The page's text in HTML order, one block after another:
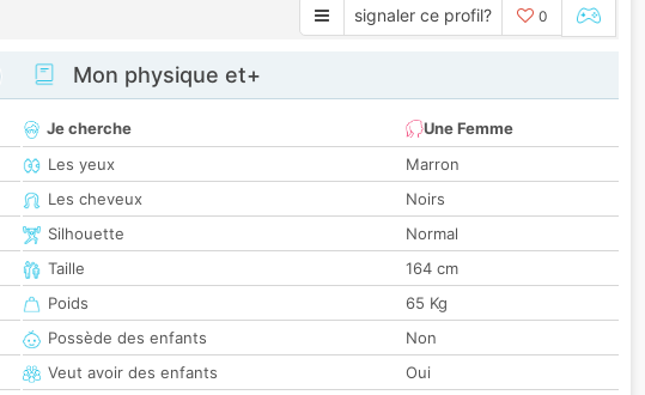
signaler ce profil? 0
Mon physique et+
Je cherche
Une Femme
Les yeux
Marron
Les cheveux
Noirs
Silhouette
Normal
Taille
164 cm
Poids
65 Kg
Possède des enfants
Non
Veut avoir des enfants
Oui